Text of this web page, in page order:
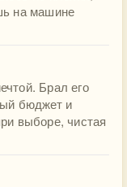
на машине
Брал его
бюджет и
выборе, чистая